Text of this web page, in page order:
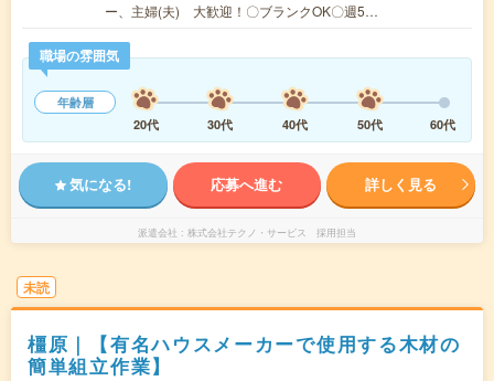
ー、主婦(夫) 大歓迎！〇ブランクOK〇週5…
職場の雰囲気
年齢層
20代
30代 40代 50代 60代
気になる! 応募へ進む 詳しく見る
派遣会社 株式会社テクノ・サービス 採用担当
未読
橿原｜【有名ハウスメーカーで使用する木材の
簡単組立作業】